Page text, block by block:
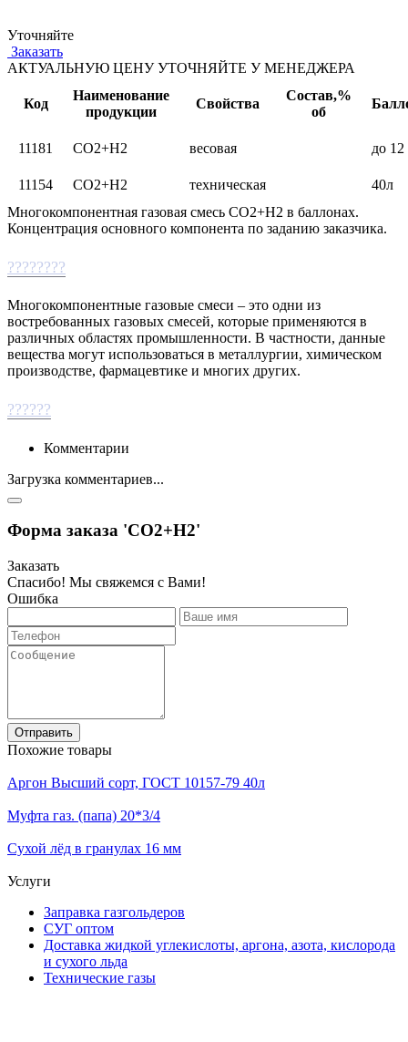
Уточняйте
Заказать
АКТУАЛЬНУЮ ЦЕНУ УТОЧНЯЙТЕ У МЕНЕДЖЕРА
Код
Наименование
продукции
Свойства
Состав,%
об
11181 СО2+Н2 весовая до 12
11154 СО2+Н2 техническая
40л
Многокомпонентная газовая смесь СО2+Н2 в баллонах.
Концентрация основного компонента по заданию заказчика.
????????
Многокомпонентные газовые смеси – это одни из
востребованных газовых смесей, которые применяются в
различных областях промышленности. В частности, данные
вещества могут использоваться в металлургии, химическом
производстве, фармацевтике и многих других.
??????
Комментарии
Загрузка комментариев...
Форма заказа 'СО2+Н2'
Заказать
Спасибо! Мы свяжемся с Вами!
Ошибка
Отправить
Похожие товары
Аргон Высший сорт, ГОСТ 10157-79 40л
Муфта газ. (папа) 20*3/4
Сухой лёд в гранулах 16 мм
Услуги
Заправка газгольдеров
СУГ оптом
Доставка жидкой углекислоты, аргона, азота, кислорода
и сухого льда
Технические газы